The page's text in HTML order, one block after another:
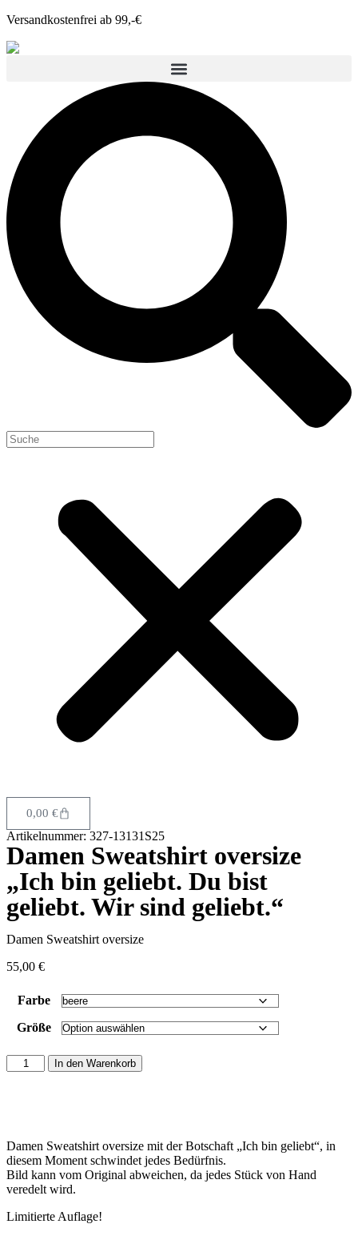
Versandkostenfrei ab 99,-€
0,00 €
Artikelnummer: 327-13131S25
Damen Sweatshirt oversize
„Ich bin geliebt. Du bist
geliebt. Wir sind geliebt.“
Damen Sweatshirt oversize
55,00 €
Farbe
Größe
In den Warenkorb
Damen Sweatshirt oversize mit der Botschaft „Ich bin geliebt“, in
diesem Moment schwindet jedes Bedürfnis.
Bild kann vom Original abweichen, da jedes Stück von Hand
veredelt wird.
Limitierte Auflage!